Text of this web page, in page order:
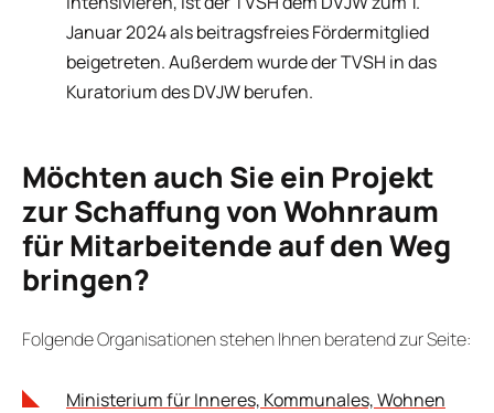
Januar 2024 als beitragsfreies Fördermitglied
beigetreten. Außerdem wurde der TVSH in das
Kuratorium des DVJW berufen.
Möchten auch Sie ein Projekt
zur Schaffung von Wohnraum
für Mitarbeitende auf den Weg
bringen?
Folgende Organisationen stehen Ihnen beratend zur Seite:
Ministerium für Inneres, Kommunales, Wohnen